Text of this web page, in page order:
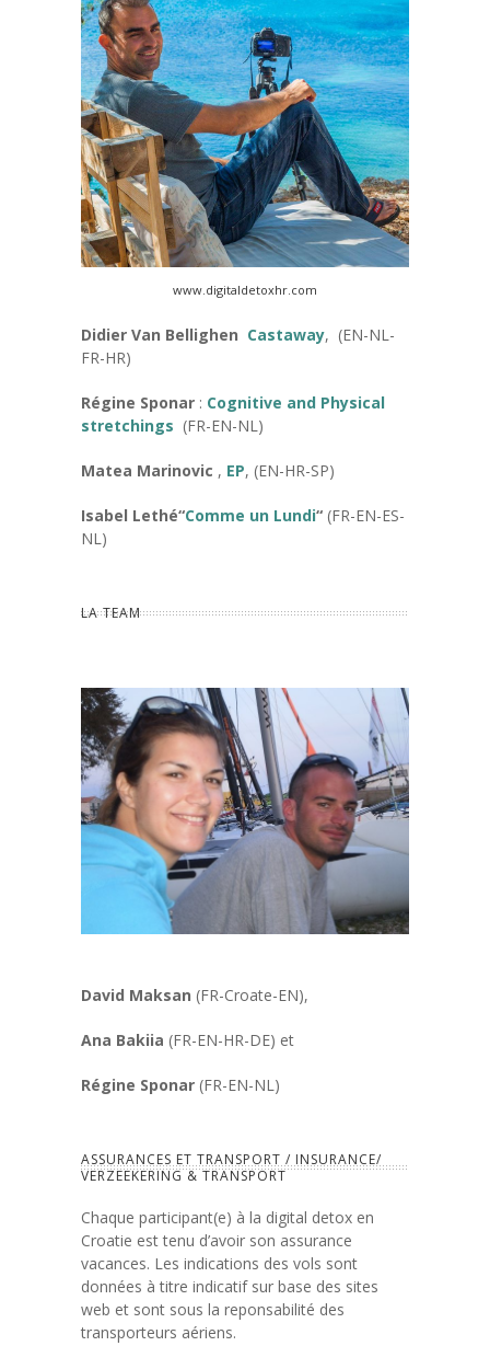
www.digitaldetoxhr.com
Didier Van Bellighen Castaway, (EN-NL-
FR-HR)
Régine Sponar : Cognitive and Physical
stretchings (FR-EN-NL)
Matea Marinovic , EP, (EN-HR-SP)
Isabel Lethé“Comme un Lundi“ (FR-EN-ES-
NL)
LA TEAM
David Maksan (FR-Croate-EN),
Ana Bakiia (FR-EN-HR-DE) et
Régine Sponar (FR-EN-NL)
ASSURANCES ET TRANSPORT / INSURANCE/
VERZEEKERING & TRANSPORT
Chaque participant(e) à la digital detox en
Croatie est tenu d’avoir son assurance
vacances. Les indications des vols sont
données à titre indicatif sur base des sites
web et sont sous la reponsabilité des
transporteurs aériens.